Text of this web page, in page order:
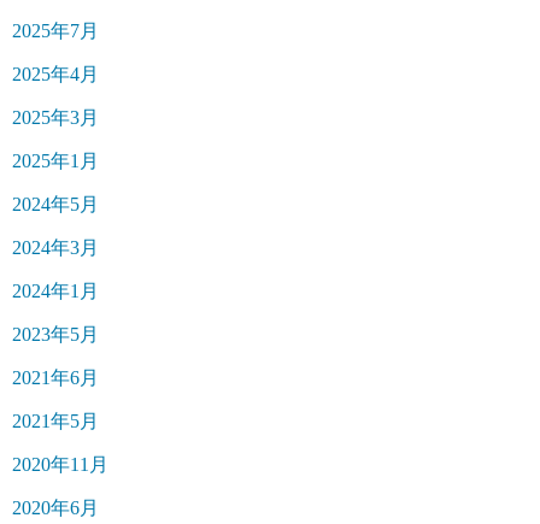
2025年7月
2025年4月
2025年3月
2025年1月
2024年5月
2024年3月
2024年1月
2023年5月
2021年6月
2021年5月
2020年11月
2020年6月